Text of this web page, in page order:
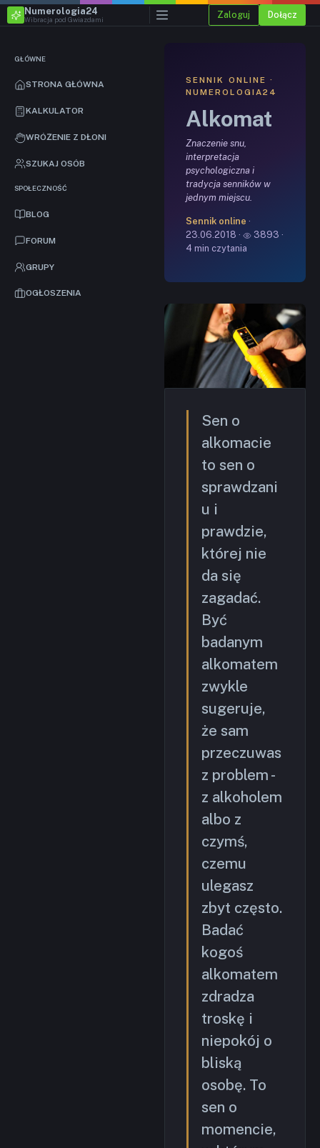
GŁÓWNE
STRONA GŁÓWNA
KALKULATOR
WRÓŻENIE Z DŁONI
SZUKAJ OSÓB
SPOŁECZNOŚĆ
BLOG
FORUM
GRUPY
OGŁOSZENIA
Numerologia24
Wibracja pod Gwiazdami Zaloguj Dołącz
SENNIK ONLINE ·
NUMEROLOGIA24
Alkomat
Znaczenie snu,
interpretacja
psychologiczna i
tradycja senników w
jednym miejscu.
Sennik online ·
23.06.2018 ·
3893 ·
4 min czytania
Sen o
alkomacie
to sen o
sprawdzani
u i
prawdzie,
której nie
da się
zagadać.
Być
badanym
alkomatem
zwykle
sugeruje,
że sam
przeczuwas
z problem -
z alkoholem
albo z
czymś,
czemu
ulegasz
zbyt często.
Badać
kogoś
alkomatem
zdradza
troskę i
niepokój o
bliską
osobę. To
sen o
momencie,